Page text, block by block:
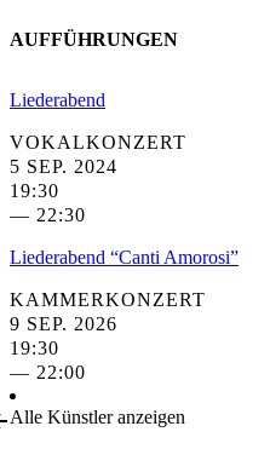
AUFFÜHRUNGEN
Liederabend
VOKALKONZERT
5 SEP. 2024
19:30
— 22:30
Liederabend “Canti Amorosi”
KAMMERKONZERT
9 SEP. 2026
19:30
— 22:00
Alle Künstler anzeigen